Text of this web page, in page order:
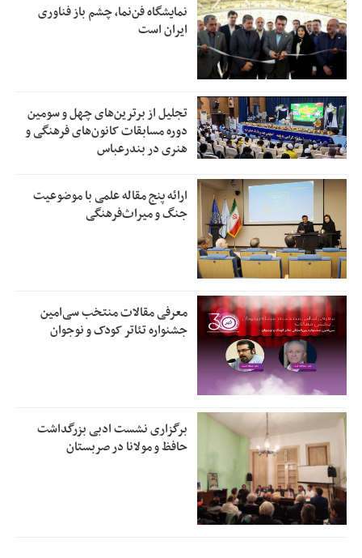
نمایشگاه فن‌نما، چشم باز فناوری
ایران است
تجلیل از بر‌ترین‌های چهل و سومین
دوره مسابقات کانون‌های فرهنگی و
هنری در بندرعباس
ارائه پنج مقاله علمی با موضوعیت
جنگ و میراث‌فرهنگی
معرفی مقالات منتخب سی‌امین
جشنواره تئاتر کودک و نوجوان
برگزاری نشست ادبی بزرگداشت
حافظ و مولانا در صربستان